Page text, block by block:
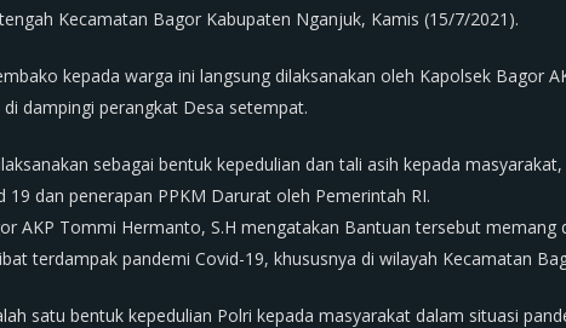
Kecamatan Bagor Kabupaten Nganjuk, Kamis (15/7/2021).
kepada warga ini langsung dilaksanakan oleh Kapolsek Bagor
dampingi perangkat Desa setempat.
sebagai bentuk kepedulian dan tali asih kepada
19 dan penerapan PPKM Darurat oleh Pemerintah RI.
AKP Tommi Hermanto, S.H mengatakan Bantuan tersebut
terdampak pandemi Covid-19, khususnya di wilayah Kecamatan
satu bentuk kepedulian Polri kepada masyarakat dalam situasi